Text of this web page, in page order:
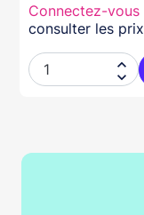
au panier
Connectez-vous
consulter les prix

